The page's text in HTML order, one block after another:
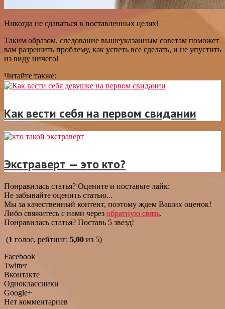
Никогда не сдаваться в поставленных целях!
Таким образом, следование вышеуказанным советам поможет
вам разрешить проблему, как успеть все сделать, и не упустить
из виду ничего!
Читайте также:
Как вести себя на первом свидании
Экстраверт — это кто?
Понравилась статья? Оцените и поставьте лайк:
Не забывайте оценить статью...
Мы за качественный контент, поэтому ждем Ваших оценок!
Либо свяжитесь с нами через обратную связь.
Понравилась статья? Поставь 5 звезд!
(1 голос, рейтинг: 5,00 из 5)
Facebook
Twitter
Вконтакте
Одноклассники
Google+
Нет комментариев